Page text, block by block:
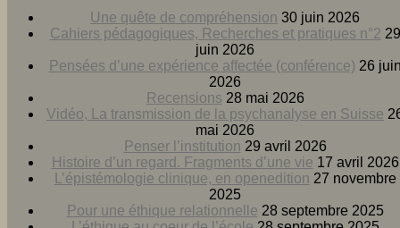
Une quête de compréhension 30 juin 2026
Cahiers pédagogiques, Recherches et pratiques n°2 29
juin 2026
Pensées d’une expérience affectée (conférence) 26
2026
Recensions 28 mai 2026
Vidéo, La transmission de la psychanalyse en Suisse
mai 2026
Penser l’institution 29 avril 2026
Histoire d’un regard. Fragments d’une vie 17 avril 2026
L’épistémologie clinique, en openedition 27 novembre
2025
Pour une éthique relationnelle 28 septembre 2025